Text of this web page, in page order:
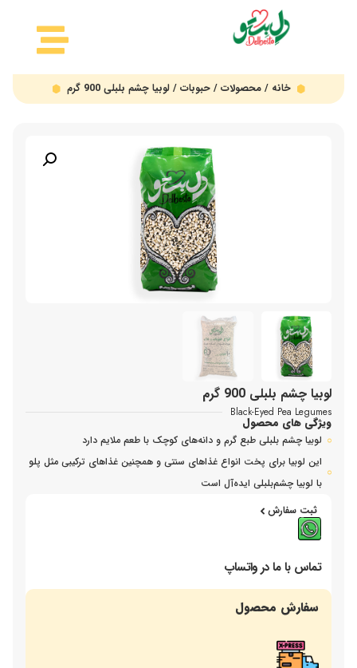
خانه /محصولات /حبوبات / لوبیا چشم بلبلی 900 گرم
لوبیا چشم بلبلی 900 گرم
Black-Eyed Pea Legumes
ویژگی های محصول
لوبیا چشم بلبلی طبع گرم و دانه‌های کوچک با طعم ملایم دارد
این لوبیا برای پخت انواع غذاهای سنتی و همچنین غذاهای ترکیبی مثل پلو
با لوبیا چشم‌بلبلی ایده‌آل است
ثبت سفارش
تماس با ما در واتساپ
سفارش محصول